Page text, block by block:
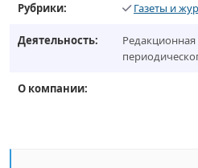
Рубрики: Газеты и
Деятельность:
О компании: